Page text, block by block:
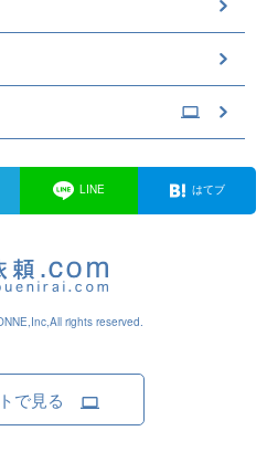
LINE はてブ
rights reserved.
で見る